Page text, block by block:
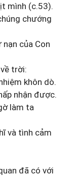
mình (c.53).
chướng
của Con
trời:
khôn dò.
nhận được.
làm ta
và tình cảm
đã có với